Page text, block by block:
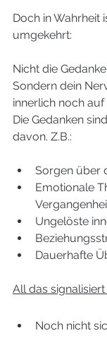
Doch in Wahrheit
umgekehrt:
Nicht die
Sondern dein
innerlich noch
Die Gedanken
davon. Z.B.:
Sorgen über
Emotionale
Ungelöste
Dauerhafte
All das
Noch nicht